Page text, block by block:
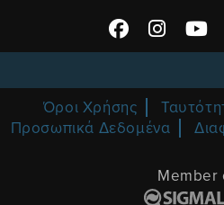
Όροι Χρήσης
Προσωπικά Δεδομένα
Member